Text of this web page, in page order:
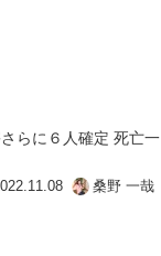
らに６人確定 死亡一
桑野 一哉